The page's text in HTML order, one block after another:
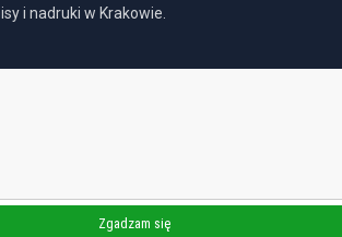
i nadruki w Krakowie.
Zgadzam się